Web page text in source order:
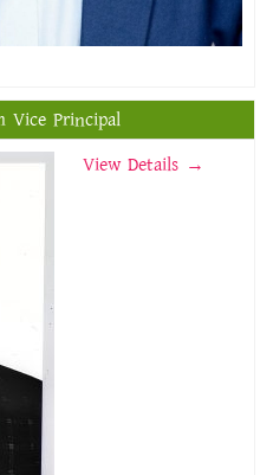
Vice Principal
View Details →